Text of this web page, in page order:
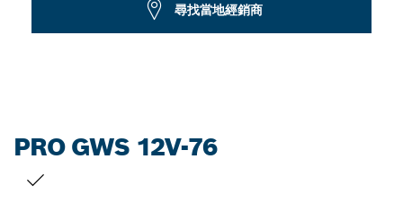
尋找當地經銷商
PRO GWS 12V-76